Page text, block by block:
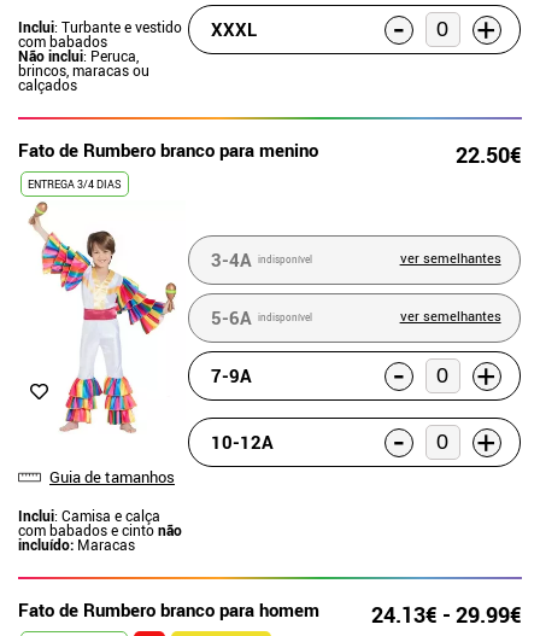
Inclui: Turbante e vestido
com babados
Não inclui: Peruca,
brincos, maracas ou
calçados
XXXL - +
Fato de Rumbero branco para menino 22.50€
ENTREGA 3/4 DIAS
Guia de tamanhos
Inclui: Camisa e calça
com babados e cintonão
incluído: Maracas
3-4A indisponível ver semelhantes
5-6A indisponível ver semelhantes
7-9A - +
10-12A - +
Fato de Rumbero branco para homem 24.13€ - 29.99€